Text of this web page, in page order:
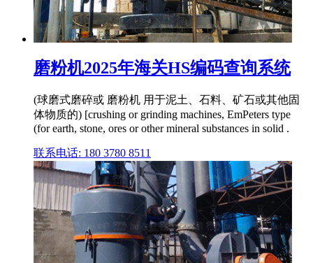
磨粉机2025年海关HS编码查询系统
(球磨式磨碎或 磨粉机 用于泥土、石料、矿石或其他固
体物质的) [crushing or grinding machines, EmPeters type
(for earth, stone, ores or other mineral substances in solid .
联系电话: 180 3780 8511